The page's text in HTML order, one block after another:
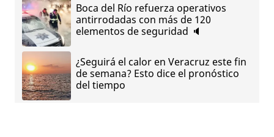
Boca del Río refuerza operativos
antirrodadas con más de 120
elementos de seguridad 🔈
¿Seguirá el calor en Veracruz este fin
de semana? Esto dice el pronóstico
del tiempo